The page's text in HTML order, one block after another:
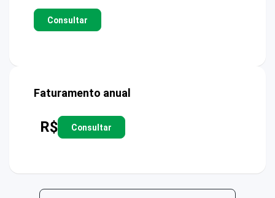
Consultar
Faturamento anual
R$ Consultar